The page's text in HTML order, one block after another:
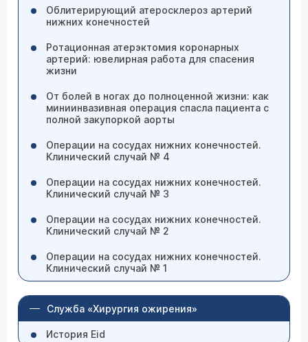
Облитерирующий атеросклероз артерий
нижних конечностей
Ротационная атерэктомия коронарных
артерий: ювелирная работа для спасения
жизни
От болей в ногах до полноценной жизни: как
миниинвазивная операция спасла пациента с
полной закупоркой аорты
Операции на сосудах нижних конечностей.
Клинический случай № 4
Операции на сосудах нижних конечностей.
Клинический случай № 3
Операции на сосудах нижних конечностей.
Клинический случай № 2
Операции на сосудах нижних конечностей.
Клинический случай № 1
Служба «Хирургия ожирения»
История Eid